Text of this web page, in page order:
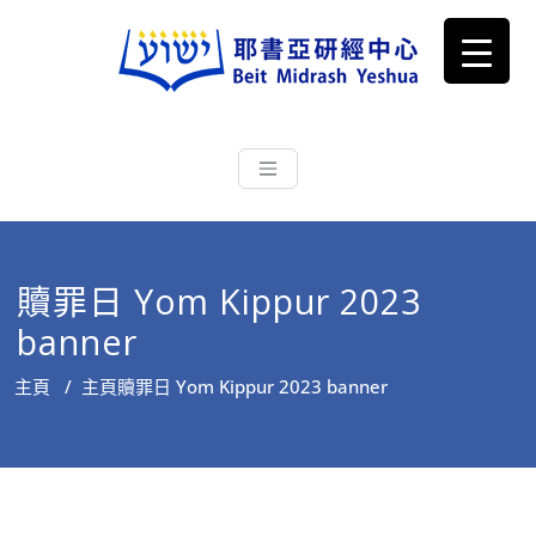
耶書亞研經中心
根源明白聖經，成為更好的門徒
贖罪日 Yom Kippur 2023
banner
主頁 / 主頁贖罪日 Yom Kippur 2023 banner